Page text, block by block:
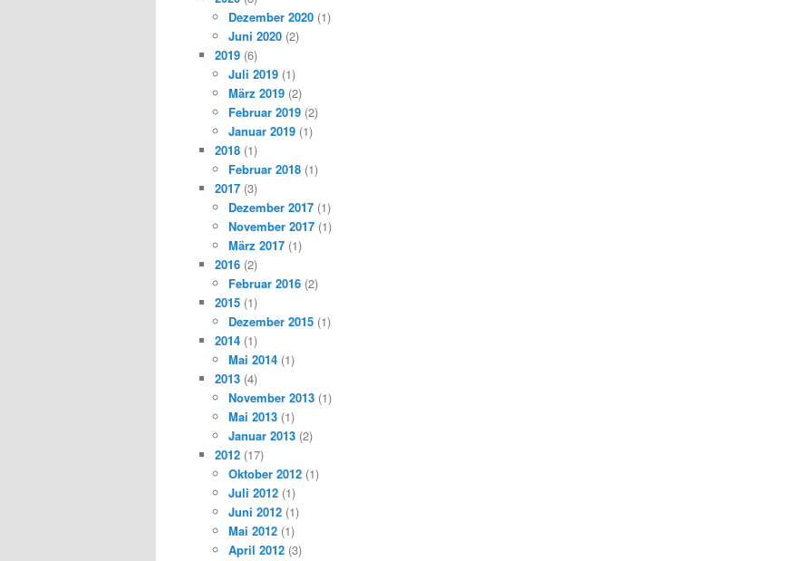
Dezember 2020 (1)
Juni 2020 (2)
2019 (6)
Juli 2019 (1)
März 2019 (2)
Februar 2019 (2)
Januar 2019 (1)
2018 (1)
Februar 2018 (1)
2017 (3)
Dezember 2017 (1)
November 2017 (1)
März 2017 (1)
2016 (2)
Februar 2016 (2)
2015 (1)
Dezember 2015 (1)
2014 (1)
Mai 2014 (1)
2013 (4)
November 2013 (1)
Mai 2013 (1)
Januar 2013 (2)
2012 (17)
Oktober 2012 (1)
Juli 2012 (1)
Juni 2012 (1)
Mai 2012 (1)
April 2012 (3)